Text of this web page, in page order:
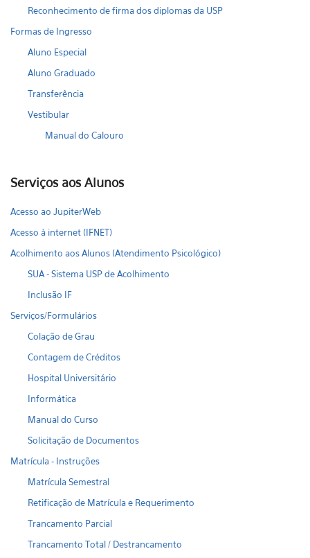
Reconhecimento de firma dos diplomas da USP
Formas de Ingresso
Aluno Especial
Aluno Graduado
Transferência
Vestibular
Manual do Calouro
Serviços aos Alunos
Acesso ao JupiterWeb
Acesso à internet (IFNET)
Acolhimento aos Alunos (Atendimento Psicológico)
SUA - Sistema USP de Acolhimento
Inclusão IF
Serviços/Formulários
Colação de Grau
Contagem de Créditos
Hospital Universitário
Informática
Manual do Curso
Solicitação de Documentos
Matrícula - Instruções
Matrícula Semestral
Retificação de Matrícula e Requerimento
Trancamento Parcial
Trancamento Total / Destrancamento